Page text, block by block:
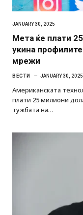
JANUARY 30, 2025
Мета ќе плати
укина
мрежи
ВЕСТИ JANUARY 30, 2025
Американската
плати 25 милиони
тужбата на…